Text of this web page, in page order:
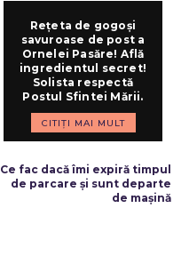
Rețeta de gogoși
savuroase de post a
Ornelei Pasăre! Află
ingredientul secret!
Solista respectă
Postul Sfintei Mării.
CITIȚI MAI MULT
Ce fac dacă îmi expiră timpul
de parcare și sunt departe
de mașină